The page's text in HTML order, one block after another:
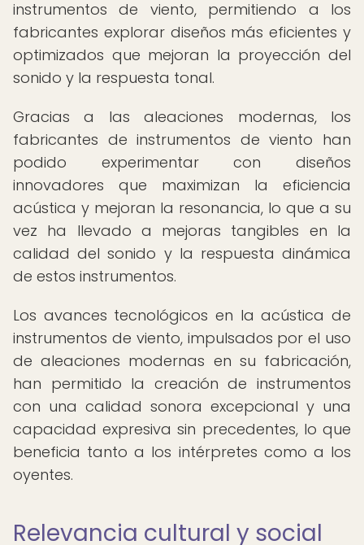
instrumentos de viento, permitiendo a los
fabricantes explorar diseños más eficientes y
optimizados que mejoran la proyección del
sonido y la respuesta tonal.
Gracias a las aleaciones modernas, los
fabricantes de instrumentos de viento han
podido experimentar con diseños
innovadores que maximizan la eficiencia
acústica y mejoran la resonancia, lo que a su
vez ha llevado a mejoras tangibles en la
calidad del sonido y la respuesta dinámica
de estos instrumentos.
Los avances tecnológicos en la acústica de
instrumentos de viento, impulsados por el uso
de aleaciones modernas en su fabricación,
han permitido la creación de instrumentos
con una calidad sonora excepcional y una
capacidad expresiva sin precedentes, lo que
beneficia tanto a los intérpretes como a los
oyentes.
Relevancia cultural y social